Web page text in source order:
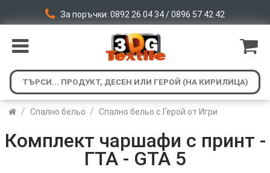
За поръчки: 0892 26 04 34 / 0896 57 42 42
/ Спално бельо / Спално бельо с Герой от Игри
Комплект чаршафи с принт -
ГТА - GTA 5